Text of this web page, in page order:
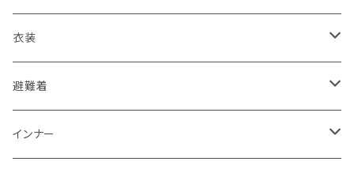
衣装
活動服（防災服）
ドライウエア
レスキュー
避難着
レディス
インナー